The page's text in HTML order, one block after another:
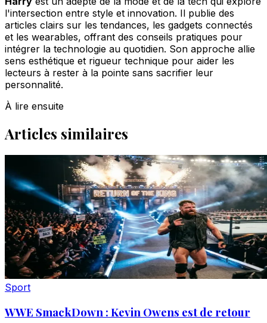
l'intersection entre style et innovation. Il publie des
articles clairs sur les tendances, les gadgets connectés
et les wearables, offrant des conseils pratiques pour
intégrer la technologie au quotidien. Son approche allie
sens esthétique et rigueur technique pour aider les
lecteurs à rester à la pointe sans sacrifier leur
personnalité.
À lire ensuite
Articles similaires
Sport
WWE SmackDown : Kevin Owens est de retour